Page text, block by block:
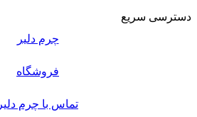
دسترسی سریع
چرم دلیر
فروشگاه
تماس با چرم دلیر